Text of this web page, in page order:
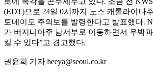
(EDT)으로 24일 0시까지 노스 캐롤라이나
토네이도 주의보를 발령한다고 발표했다.
가 버지니아주 남서부로 이동하면서 우박
킬 수 있다”고 경고했다.
권윤희 기자 heeya@seoul.co.kr